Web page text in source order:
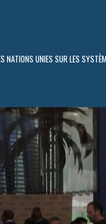
NATIONS UNIES SUR LES